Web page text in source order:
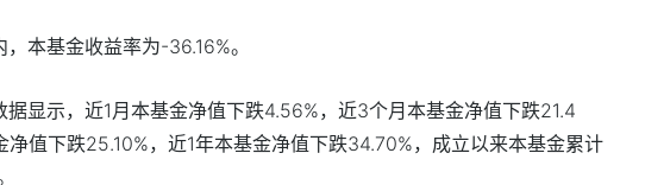
本基金收益率为-36.16%。
据显示，近1月本基金净值下跌4.56%，近3个月本基金净值下跌21.4
净值下跌25.10%，近1年本基金净值下跌34.70%，成立以来本基金累计